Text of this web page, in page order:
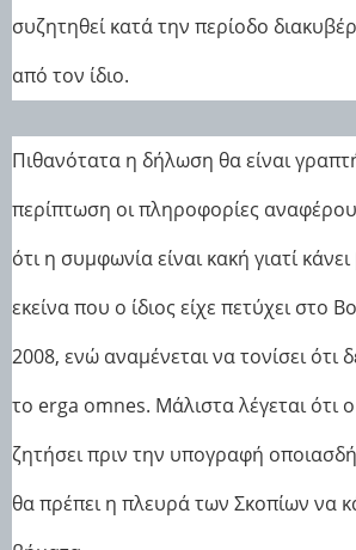
συζητηθεί κατά την περίοδο
από τον ίδιο.
Πιθανότατα η δήλωση θα είναι
περίπτωση οι πληροφορίες
ότι η συμφωνία είναι κακή γιατί
εκείνα που ο ίδιος είχε πετύχει στο
2008, ενώ αναμένεται να τονίσει ότι
το erga omnes. Μάλιστα λέγεται ότι
ζητήσει πριν την υπογραφή
θα πρέπει η πλευρά των Σκοπίων να